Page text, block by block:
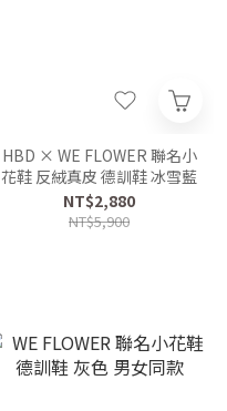
HBD × WE FLOWER 聯名小
花鞋 反絨真皮 德訓鞋 冰雪藍
NT$2,880
NT$5,900